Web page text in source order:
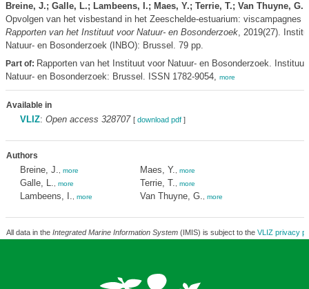
Breine, J.; Galle, L.; Lambeens, I.; Maes, Y.; Terrie, T.; Van Thuyne, G.
Opvolgen van het visbestand in het Zeeschelde-estuarium: viscampagnes
Rapporten van het Instituut voor Natuur- en Bosonderzoek, 2019(27).
Natuur- en Bosonderzoek (INBO): Brussel. 79 pp.
Part of: Rapporten van het Instituut voor Natuur- en Bosonderzoek. Instituut
Natuur- en Bosonderzoek: Brussel. ISSN 1782-9054, more
Available in
VLIZ: Open access 328707 [ download pdf]
Authors
Breine, J. more
Galle, L. more
Lambeens, I. more
Maes, Y. more
Terrie, T. more
Van Thuyne, G. more
All data in the Integrated Marine Information System(IMIS) is subject to the VLIZ privacy